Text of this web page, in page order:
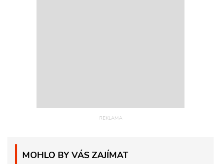
MOHLO BY VÁS ZAJÍMAT